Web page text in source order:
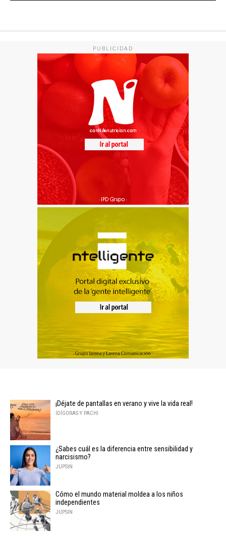
PUBLICIDAD
¡Déjate de pantallas en verano y vive la vida real!
IDÍGORAS Y PACHI
¿Sabes cuál es la diferencia entre sensibilidad y
narcisismo?
JUPSIN
Cómo el mundo material moldea a los niños
independientes
JUPSIN